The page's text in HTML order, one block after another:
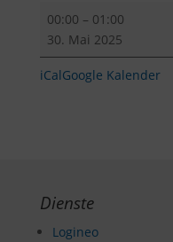
bewegl.
Ferientag
00:00 – 01:00
30. Mai 2025
iCalGoogle Kalender
Dienste
Logineo